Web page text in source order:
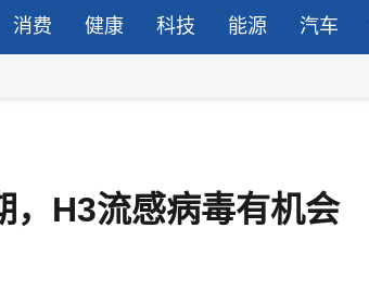
消费 健康 科技 能源 汽车
，H3流感病毒有机会